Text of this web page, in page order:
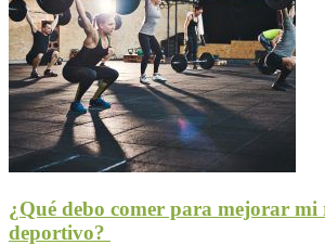
¿Qué debo comer para mejorar mi
deportivo?